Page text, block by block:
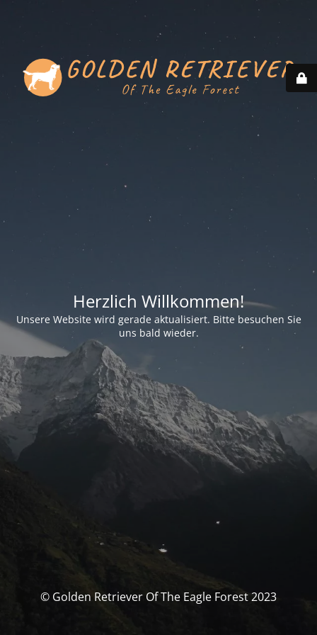
Herzlich Willkommen!
Unsere Website wird gerade aktualisiert. Bitte besuchen Sie
uns bald wieder.
© Golden Retriever Of The Eagle Forest 2023